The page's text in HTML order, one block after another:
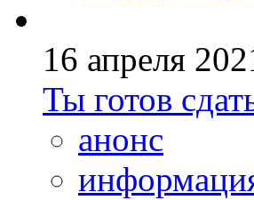
16 апреля
Ты готов
анонс